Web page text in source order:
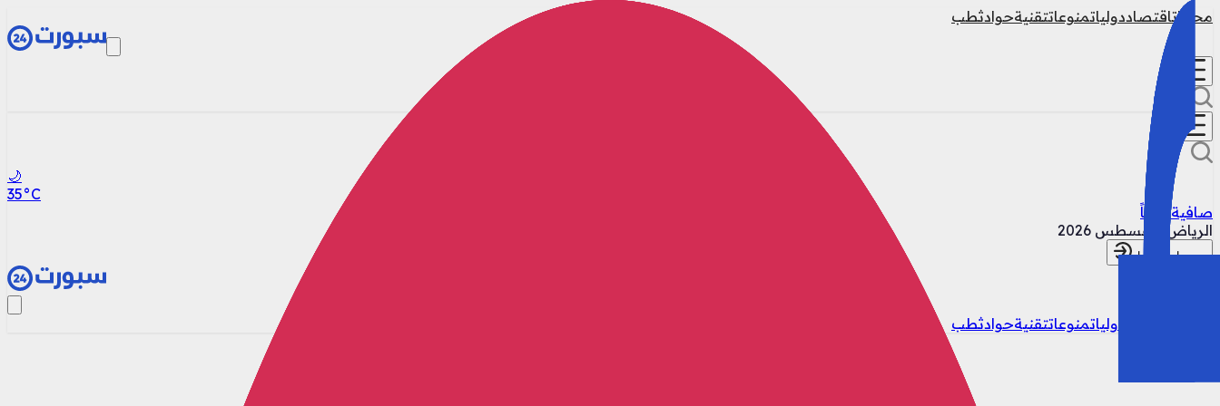
محلياتاقتصاددولياتمنوعاتتقنيةحوادثطب
🌙
35°C
صافية غالباً
الرياض
تسجيل الدخول
دولياتمنوعاتتقنيةحوادثطب